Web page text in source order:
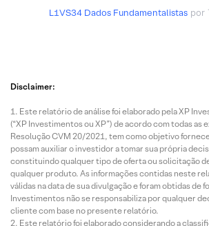
L1VS34Dados Fundamentalistaspor
Disclaimer:
Este relatório de análise foi elaborado pela XP
(“XP Investimentos ou XP”) de acordo com todas as
Resolução CVM 20/2021, tem como objetivo
possam auxiliar o investidor a tomar sua própria
constituindo qualquer tipo de oferta ou solicitação
qualquer produto. As informações contidas neste
válidas na data de sua divulgação e foram obtidas de
Investimentos não se responsabiliza por qualquer
cliente com base no presente relatório.
Este relatório foi elaborado considerando a